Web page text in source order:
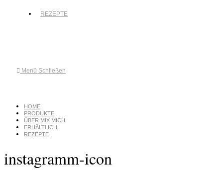
REZEPTE
Menü Schließen
HOME
PRODUKTE
ÜBER MIX MICH
ERHÄLTLICH
REZEPTE
instagramm-icon